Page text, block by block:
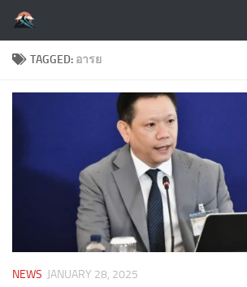
Skip to content
TAGGED: อารย
NEWS JANUARY 28, 2025